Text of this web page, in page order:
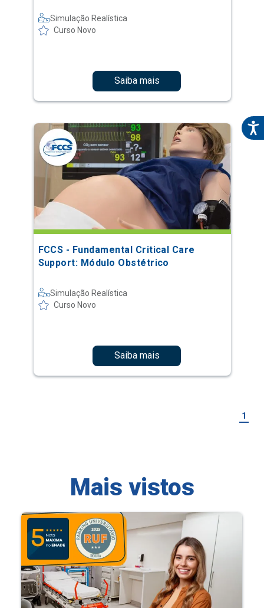
Simulação Realística
Curso Novo
Saiba mais
FCCS - Fundamental Critical Care
Support: Módulo Obstétrico
Simulação Realística
Curso Novo
Saiba mais
1
Mais vistos